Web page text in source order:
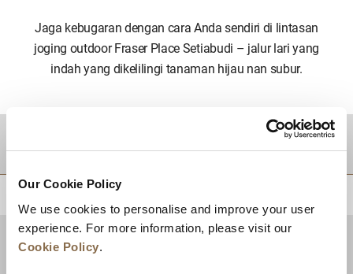
Our Cookie Policy
We use cookies to personalise and improve your user
experience. For more information, please visit our
Cookie Policy.
Jaga kebugaran dengan cara Anda sendiri di lintasan
joging outdoor Fraser Place Setiabudi – jalur lari yang
indah yang dikelilingi tanaman hijau nan subur.